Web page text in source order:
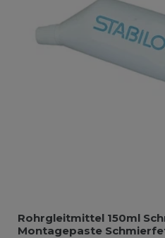
Rohrgleitmittel 150ml
Montagepaste